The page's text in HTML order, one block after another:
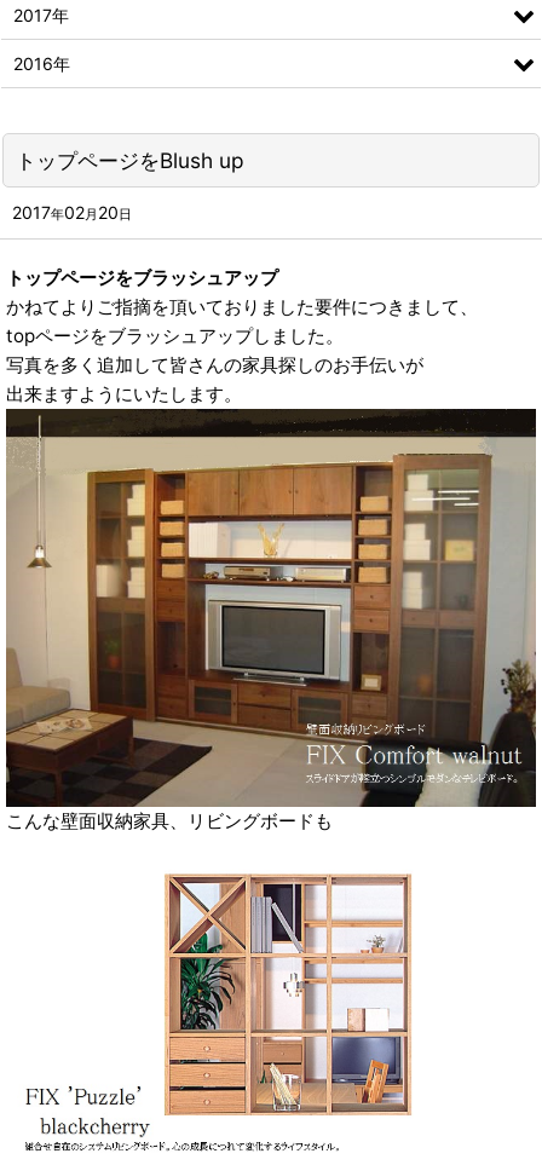
トップページをBlush up
2017年02月 20日
トップページをブラッシュアップ
かねてよりご指摘を頂いておりました要件につきまして、
topページをブラッシュアップしました。
写真を多く追加して皆さんの家具探しのお手伝いが
出来ますようにいたします。
こんな壁面収納家具、リビングボードも
2017年
2016年